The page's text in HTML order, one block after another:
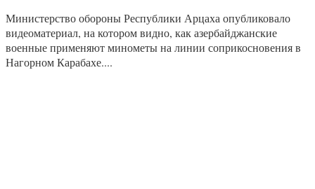
Министерство обороны Республики Арцаха опубликовало
видеоматериал, на котором видно, как азербайджанские
военные применяют минометы на линии соприкосновения в
Нагорном Карабахе....